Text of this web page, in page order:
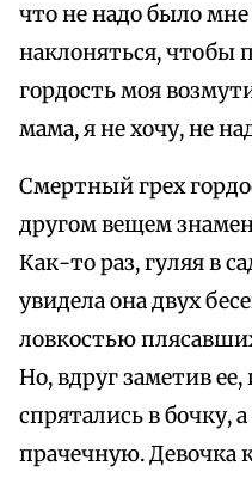
что не надо было
наклоняться, чтобы
гордость моя
мама, я не хочу, не
Смертный грех
другом вещем
Как-то раз, гуляя в
увидела она двух
ловкостью
Но, вдруг заметив
спрятались в бочку,
прачечную. Девочка